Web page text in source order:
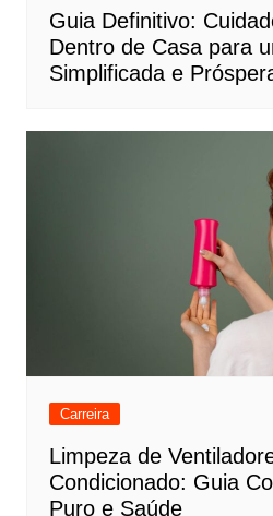
Guia Definitivo:
Dentro de Casa para
Simplificada e
Carreira
Limpeza de
Condicionado: Guia
Puro e Saúde